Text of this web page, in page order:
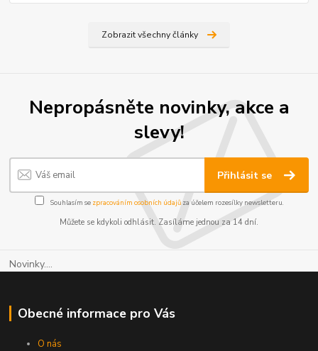
Zobrazit všechny články
Nepropásněte novinky, akce a
slevy!
Přihlásit se
Souhlasím se zpracováním osobních údajůza účelem rozesílky newsletteru.
Můžete se kdykoli odhlásit. Zasíláme jednou za 14 dní.
Novinky....
Obecné informace pro Vás
O nás